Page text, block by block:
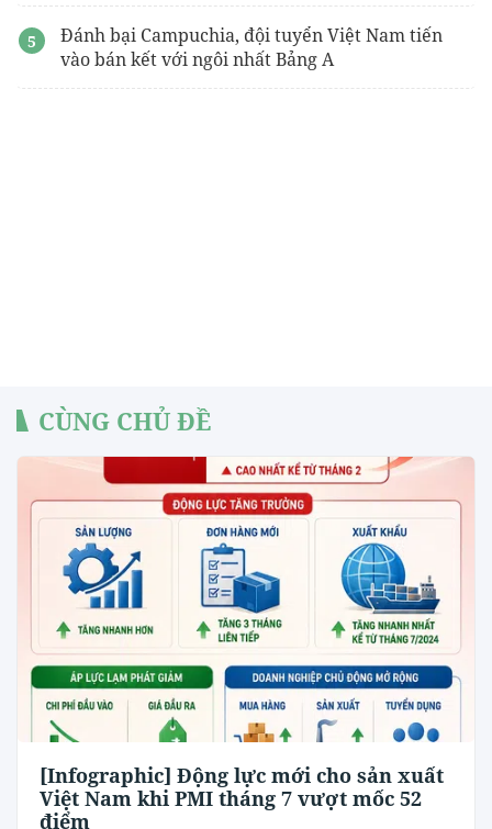
Đánh bại Campuchia, đội tuyển Việt Nam tiến
vào bán kết với ngôi nhất Bảng A
CÙNG CHỦ ĐỀ
[Infographic] Động lực mới cho sản xuất
Việt Nam khi PMI tháng 7 vượt mốc 52
điểm